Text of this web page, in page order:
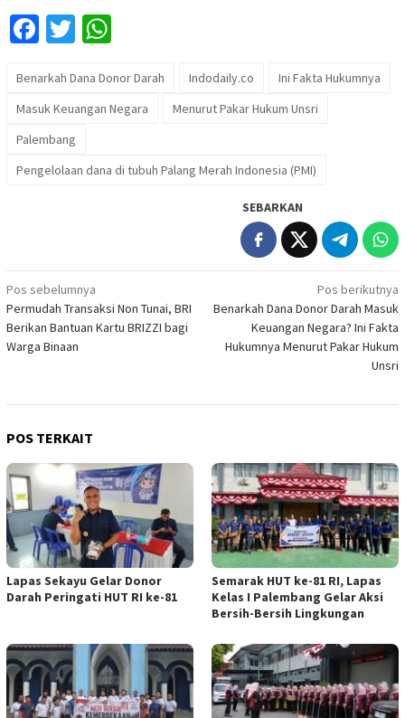
Facebook
Twitter
Benarkah Dana Donor Darah Indodaily.co
Ini Fakta Hukumnya
Masuk Keuangan Negara
Menurut Pakar Hukum Unsri
Palembang
Pengelolaan dana di tubuh Palang Merah Indonesia (PMI)
SEBARKAN
Navigasi
pos
Pos sebelumnya
Permudah Transaksi Non Tunai, BRI
Berikan Bantuan Kartu BRIZZI bagi
Warga Binaan
Pos berikutnya
Benarkah Dana Donor Darah Masuk
Keuangan Negara? Ini Fakta
Hukumnya Menurut Pakar Hukum
Unsri
POS TERKAIT
Lapas Sekayu Gelar Donor
Darah Peringati HUT RI ke-81
Semarak HUT ke-81 RI, Lapas
Kelas I Palembang Gelar Aksi
Bersih-Bersih Lingkungan